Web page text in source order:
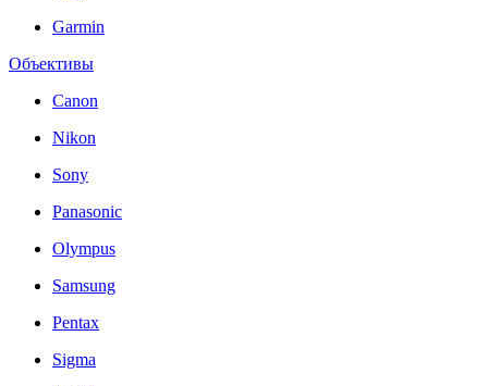
Garmin
Объективы
Canon
Nikon
Sony
Panasonic
Olympus
Samsung
Pentax
Sigma